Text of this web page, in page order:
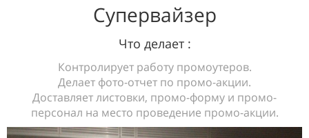
Супервайзер
Что делает :
Контролирует работу промоутеров.
Делает фото-отчет по промо-акции.
Доставляет листовки, промо-форму и промо-
персонал на место проведение промо-акции.